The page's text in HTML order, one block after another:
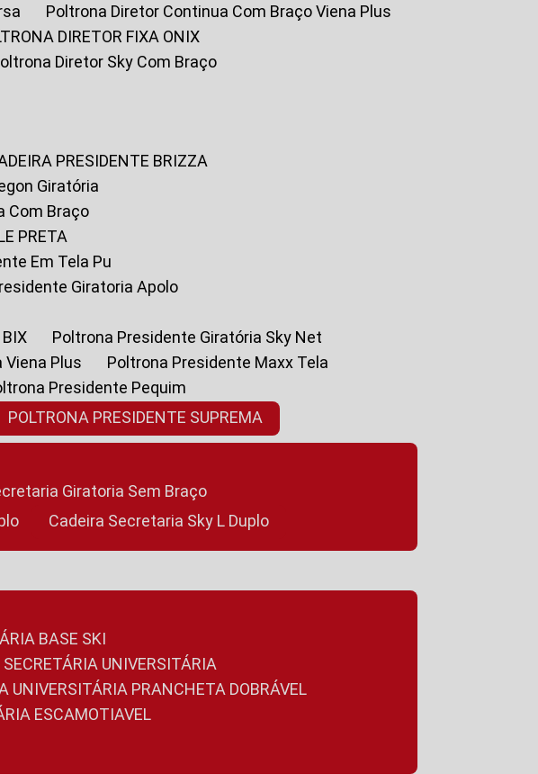
Poltrona Diretor Continua Com Braço Viena Plus
DIRETOR FIXA ONIX
Poltrona Diretor Sky Com Braço
PRESIDENTE BRIZZA
Giratória
Com Braço
PRETA
Em Tela Pu
Giratoria Apolo
BIX
Poltrona Presidente Giratória Sky Net
Viena Plus
Poltrona Presidente Maxx Tela
Presidente Pequim
POLTRONA PRESIDENTE SUPREMA
Giratoria Sem Braço
Cadeira Secretaria Sky L Duplo
BASE SKI
SECRETÁRIA UNIVERSITÁRIA
UNIVERSITÁRIA PRANCHETA DOBRÁVEL
ESCAMOTIAVEL